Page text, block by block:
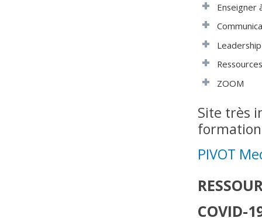
Enseigner
ZOOM
Site très
PIVOT
COVID-